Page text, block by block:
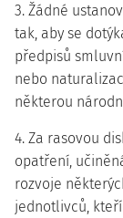
3. Žádné
tak, aby se
předpisů
nebo
některou
4. Za rasovou
opatření,
rozvoje
jednotlivců,